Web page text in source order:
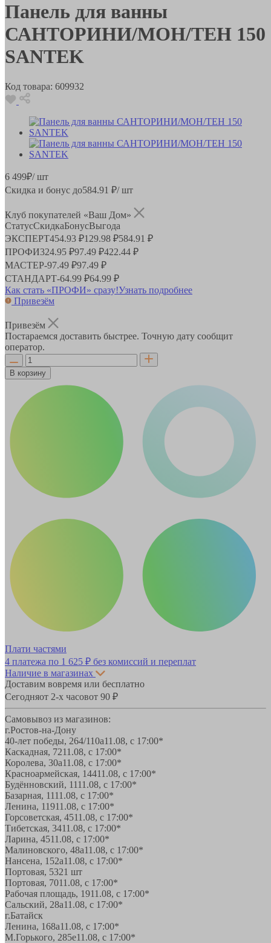
Панель для ванны
САНТОРИНИ/МОН/ТЕН 150
SANTEK
Код товара: 609932
6 499₽/ шт
Скидка и бонус до584.91 ₽/ шт
Клуб покупателей «Ваш Дом»
СтатусСкидкаБонусВыгода
ЭКСПЕРТ454.93 ₽129.98 ₽584.91 ₽
ПРОФИ324.95 ₽97.49 ₽422.44 ₽
МАСТЕР-97.49 ₽97.49 ₽
СТАНДАРТ-64.99 ₽64.99 ₽
Как стать «ПРОФИ» сразу!Узнать подробнее
Привезём
Привезём
Постараемся доставить быстрее. Точную дату сообщит
оператор.
В корзину
Плати частями
4 платежа по 1 625 ₽ без комиссий и переплат
Наличие в магазинах
Доставим вовремя или бесплатно
Сегодняот 2-х часовот 90 ₽
Самовывоз из магазинов:
г.Ростов-на-Дону
40-лет победы, 264/110а11.08, с 17:00*
Каскадная, 7211.08, с 17:00*
Королева, 30а11.08, с 17:00*
Красноармейская, 14411.08, с 17:00*
Будённовский, 1111.08, с 17:00*
Базарная, 1111.08, с 17:00*
Ленина, 11911.08, с 17:00*
Горсоветская, 4511.08, с 17:00*
Тибетская, 3411.08, с 17:00*
Ларина, 4511.08, с 17:00*
Малиновского, 48а11.08, с 17:00*
Нансена, 152а11.08, с 17:00*
Портовая, 5321 шт
Портовая, 7011.08, с 17:00*
Рабочая площадь, 1911.08, с 17:00*
Сальский, 28a11.08, с 17:00*
г.Батайск
Ленина, 168а11.08, с 17:00*
М.Горького, 285е11.08, с 17:00*